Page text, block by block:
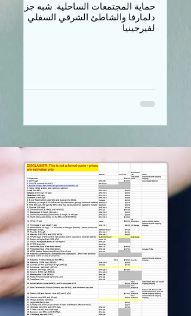
حماية المجتمعات الساحلية: شبه جزيرة
دلمارفا والشاطئ الشرقي السفلي
لفيرجينيا